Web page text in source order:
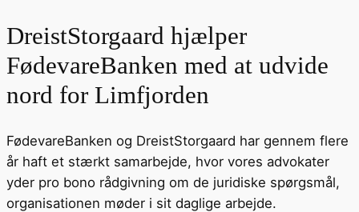
DreistStorgaard hjælper
FødevareBanken med at udvide
nord for Limfjorden
FødevareBanken og DreistStorgaard har gennem flere
år haft et stærkt samarbejde, hvor vores advokater
yder pro bono rådgivning om de juridiske spørgsmål,
organisationen møder i sit daglige arbejde.